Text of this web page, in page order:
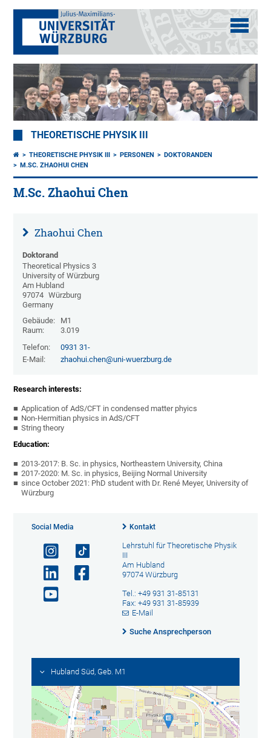
THEORETISCHE PHYSIK III
THEORETISCHE PHYSIK III PERSONEN
DOKTORANDEN
M.SC. ZHAOHUI CHEN
M.Sc. Zhaohui Chen
Zhaohui Chen
Doktorand
Theoretical Physics 3
University of Würzburg
Am Hubland
97074 Würzburg
Germany
Gebäude:
M1
Raum:
3.019
Telefon:
0931 31-
E-Mail:
zhaohui.chen@uni-wuerzburg.de
Research interests:
Application of AdS/CFT in condensed matter phyics
Non-Hermitian physics in AdS/CFT
String theory
Education:
2013-2017: B. Sc. in physics, Northeastern University, China
2017-2020: M. Sc. in physics, Beijing Normal University
since October 2021: PhD student with Dr. René Meyer, University of
Würzburg
Social Media Kontakt
Lehrstuhl für Theoretische Physik
III
Am Hubland
97074 Würzburg
Tel.: +49 931 31-85131
Fax: +49 931 31-85939
E-Mail
Suche Ansprechperson
Hubland Süd, Geb. M1